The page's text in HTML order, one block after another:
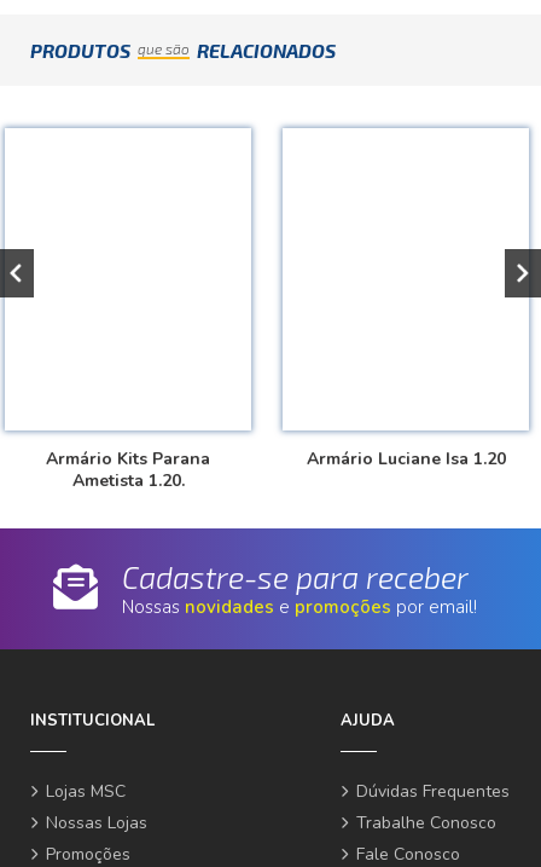
PRODUTOS que são RELACIONADOS
Armário Kits Parana
Ametista 1.20.
Armário Luciane Isa 1.20
Cadastre-se para receber
Nossas novidades e promoções por email!
INSTITUCIONAL
Lojas MSC
Nossas Lojas
Promoções
AJUDA
Dúvidas Frequentes
Trabalhe Conosco
Fale Conosco